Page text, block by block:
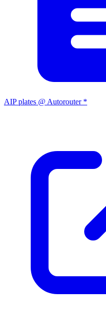
AIP plates @ Autorouter *